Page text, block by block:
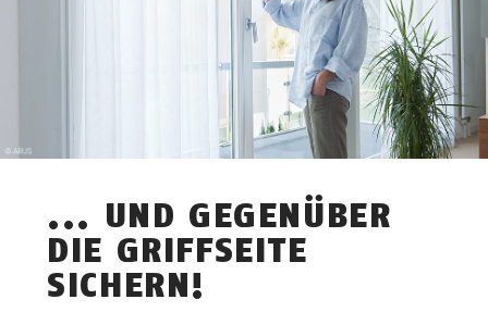
... UND GEGENÜBER
DIE GRIFFSEITE
SICHERN!